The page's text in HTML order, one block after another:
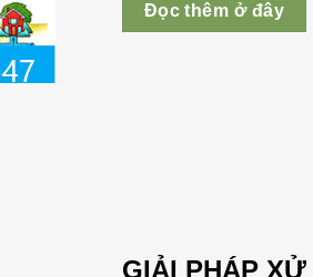
Đọc thêm ở đây
GIẢI PHÁP